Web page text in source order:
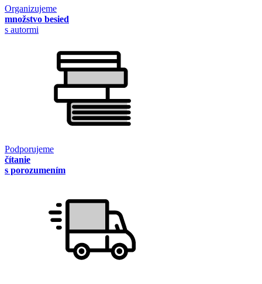
Organizujeme
množstvo besied
s autormi
Podporujeme
čítanie
s porozumením